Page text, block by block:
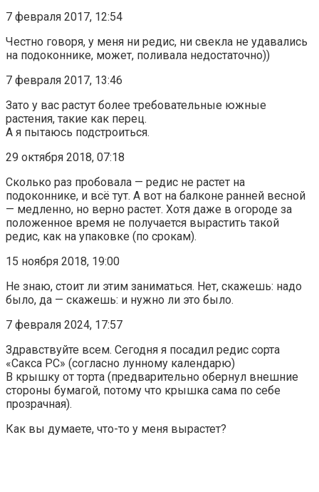
7 февраля 2017, 12:54
Честно говоря, у меня ни редис, ни свекла не удавались
на подоконнике, может, поливала недостаточно))
7 февраля 2017, 13:46
Зато у вас растут более требовательные южные
растения, такие как перец.
А я пытаюсь подстроиться.
29 октября 2018, 07:18
Сколько раз пробовала — редис не растет на
подоконнике, и всё тут. А вот на балконе ранней весной
— медленно, но верно растет. Хотя даже в огороде за
положенное время не получается вырастить такой
редис, как на упаковке (по срокам).
15 ноября 2018, 19:00
Не знаю, стоит ли этим заниматься. Нет, скажешь: надо
было, да — скажешь: и нужно ли это было.
7 февраля 2024, 17:57
Здравствуйте всем. Сегодня я посадил редис сорта
«Сакса РС» (согласно лунному календарю)
В крышку от торта (предварительно обернул внешние
стороны бумагой, потому что крышка сама по себе
прозрачная).
Как вы думаете, что-то у меня вырастет?